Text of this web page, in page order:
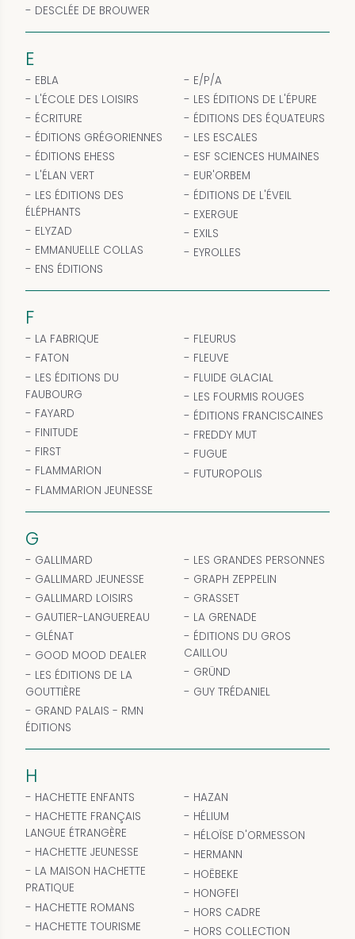
DESCLÉE DE BROUWER
E
EBLA
L'ÉCOLE DES LOISIRS
ÉCRITURE
ÉDITIONS GRÉGORIENNES
ÉDITIONS EHESS
L'ÉLAN VERT
LES ÉDITIONS DES
ÉLÉPHANTS
ELYZAD
EMMANUELLE COLLAS
ENS ÉDITIONS
E/P/A
LES ÉDITIONS DE L'ÉPURE
ÉDITIONS DES ÉQUATEURS
LES ESCALES
ESF SCIENCES HUMAINES
EUR'ORBEM
ÉDITIONS DE L'ÉVEIL
EXERGUE
EXILS
EYROLLES
F
LA FABRIQUE
FATON
LES ÉDITIONS DU
FAUBOURG
FAYARD
FINITUDE
FIRST
FLAMMARION
FLAMMARION JEUNESSE
FLEURUS
FLEUVE
FLUIDE GLACIAL
LES FOURMIS ROUGES
ÉDITIONS FRANCISCAINES
FREDDY MUT
FUGUE
FUTUROPOLIS
G
GALLIMARD
GALLIMARD JEUNESSE
GALLIMARD LOISIRS
GAUTIER-LANGUEREAU
GLÉNAT
GOOD MOOD DEALER
LES ÉDITIONS DE LA
GOUTTIÈRE
GRAND PALAIS - RMN
ÉDITIONS
LES GRANDES PERSONNES
GRAPH ZEPPELIN
GRASSET
LA GRENADE
ÉDITIONS DU GROS
CAILLOU
GRÜND
GUY TRÉDANIEL
H
HACHETTE ENFANTS
HACHETTE FRANÇAIS
LANGUE ÉTRANGÈRE
HACHETTE JEUNESSE
LA MAISON HACHETTE
PRATIQUE
HACHETTE ROMANS
HACHETTE TOURISME
HAZAN
HÉLIUM
HÉLOÏSE D'ORMESSON
HERMANN
HOËBEKE
HONGFEI
HORS CADRE
HORS COLLECTION